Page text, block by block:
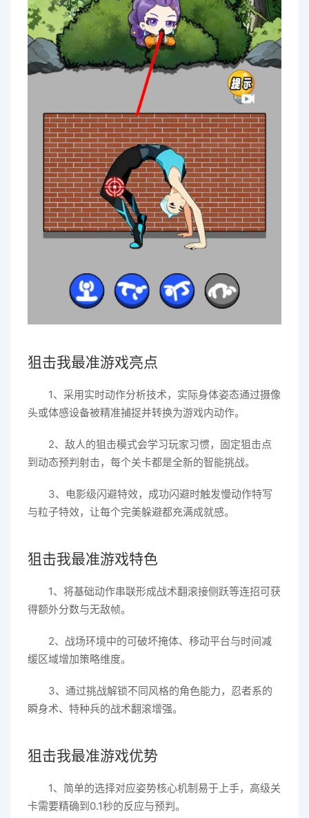
狙击我最准游戏亮点
1、采用实时动作分析技术，实际身体姿态通过摄像
头或体感设备被精准捕捉并转换为游戏内动作。
2、敌人的狙击模式会学习玩家习惯，固定狙击点
到动态预判射击，每个关卡都是全新的智能挑战。
3、电影级闪避特效，成功闪避时触发慢动作特写
与粒子特效，让每个完美躲避都充满成就感。
狙击我最准游戏特色
1、将基础动作串联形成战术翻滚接侧跃等连招可获
得额外分数与无敌帧。
2、战场环境中的可破坏掩体、移动平台与时间减
缓区域增加策略维度。
3、通过挑战解锁不同风格的角色能力，忍者系的
瞬身术、特种兵的战术翻滚增强。
狙击我最准游戏优势
1、简单的选择对应姿势核心机制易于上手，高级关
卡需要精确到0.1秒的反应与预判。